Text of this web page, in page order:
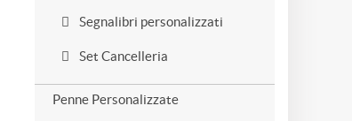
Segnalibri personalizzati
Set Cancelleria
Penne Personalizzate